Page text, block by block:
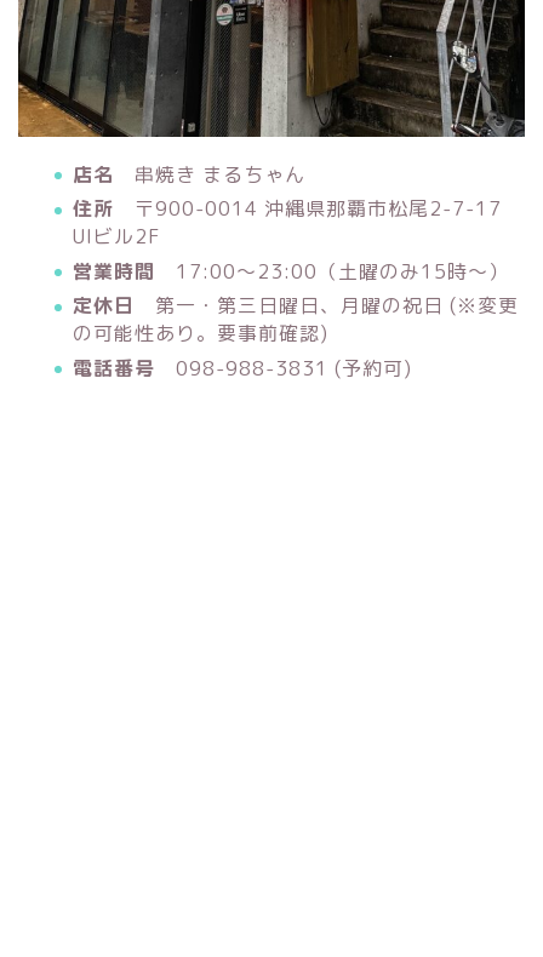
店名 串焼き まるちゃん
住所 〒900-0014 沖縄県那覇市松尾2-7-17
UIビル2F
営業時間 17:00～23:00（土曜のみ15時〜）
定休日
第一・第三日曜日、月曜の祝日 (※変更
の可能性あり。要事前確認)
電話番号 098-988-3831 (予約可)